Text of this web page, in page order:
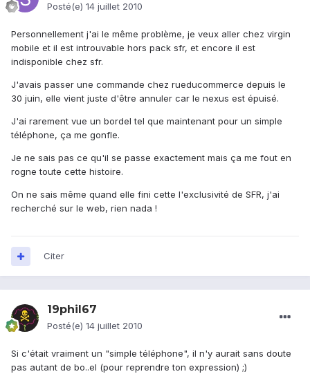
Posté(e) 14 juillet 2010
Personnellement j'ai le même problème, je veux aller chez virgin
mobile et il est introuvable hors pack sfr, et encore il est
indisponible chez sfr.
J'avais passer une commande chez rueducommerce depuis le
30 juin, elle vient juste d'être annuler car le nexus est épuisé.
J'ai rarement vue un bordel tel que maintenant pour un simple
téléphone, ça me gonfle.
Je ne sais pas ce qu'il se passe exactement mais ça me fout en
rogne toute cette histoire.
On ne sais même quand elle fini cette l'exclusivité de SFR, j'ai
recherché sur le web, rien nada !
Citer
19phil67
Posté(e) 14 juillet 2010
Si c'était vraiment un "simple téléphone", il n'y aurait sans doute
pas autant de bo..el (pour reprendre ton expression) ;)